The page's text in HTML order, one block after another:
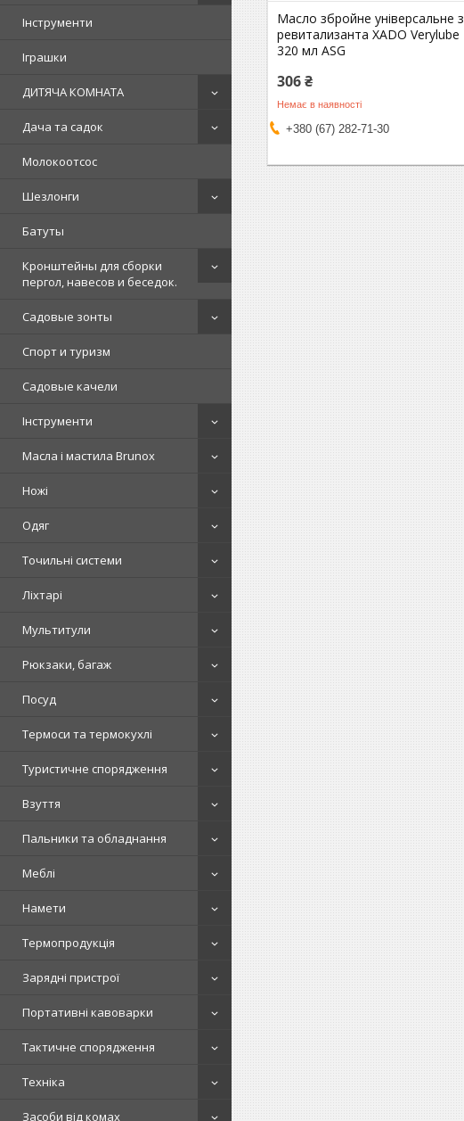
Інструменти
Іграшки
ДИТЯЧА КОМНАТА
Дача та садок
Молокоотсос
Шезлонги
Батуты
Кронштейны для сборки
пергол, навесов и беседок.
Садовые зонты
Спорт и туризм
Садовые качели
Інструменти
Масла і мастила Brunox
Ножі
Одяг
Точильні системи
Ліхтарі
Мультитули
Рюкзаки, багаж
Посуд
Термоси та термокухлі
Туристичне спорядження
Взуття
Пальники та обладнання
Меблі
Намети
Термопродукція
Зарядні пристрої
Портативні кавоварки
Тактичне спорядження
Техніка
Засоби від комах
Масло збройне універсальне з
ревитализанта XADO Verylube
320 мл ASG
306 ₴
Немає в наявності
+380 (67) 282-71-30